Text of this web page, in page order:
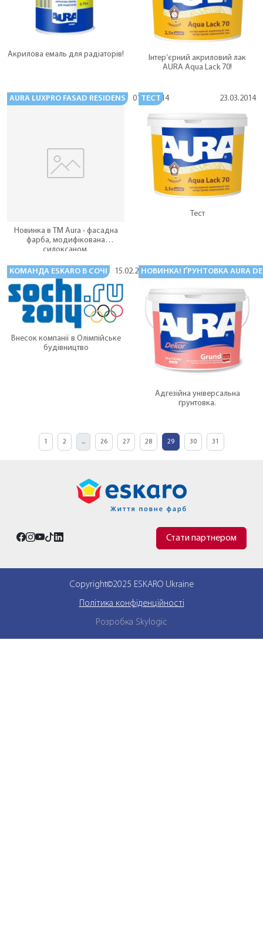
Акрилова емаль для радіаторів!
Інтер’єрний акриловий лак
AURA Aqua Lack 70!
AURA LUXPRO FASAD RESIDENS 01.06.2014
Новинка в ТМ Aura - фасадна
фарба, модифікована
силоксаном.
ТЕСТ 23.03.2014
Тест
КОМАНДА ESKARO В СОЧІ 15.02.2014
Внесок компанії в Олімпійське
будівництво
НОВИНКА! ҐРУНТОВКА AURA
Адгезійна універсальна
ґрунтовка.
1 2 ... 26 27 28 29 30 31
Стати партнером
Copyright©2025 ESKARO Ukraine
Політика конфіденційності
Розробка Skylogic